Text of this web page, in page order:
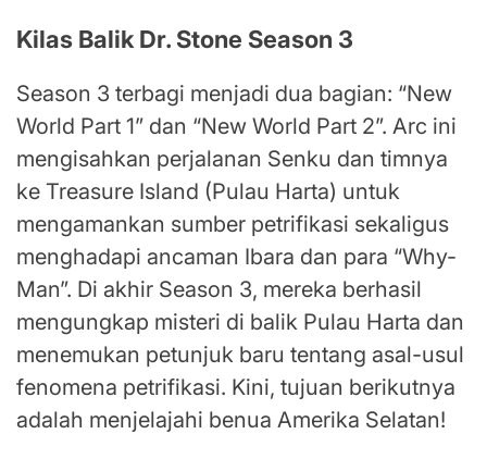
Kilas Balik Dr. Stone Season 3
Season 3 terbagi menjadi dua bagian: “New
World Part 1” dan “New World Part 2”. Arc ini
mengisahkan perjalanan Senku dan timnya
ke Treasure Island (Pulau Harta) untuk
mengamankan sumber petrifikasi sekaligus
menghadapi ancaman Ibara dan para “Why-
Man”. Di akhir Season 3, mereka berhasil
mengungkap misteri di balik Pulau Harta dan
menemukan petunjuk baru tentang asal-usul
fenomena petrifikasi. Kini, tujuan berikutnya
adalah menjelajahi benua Amerika Selatan!